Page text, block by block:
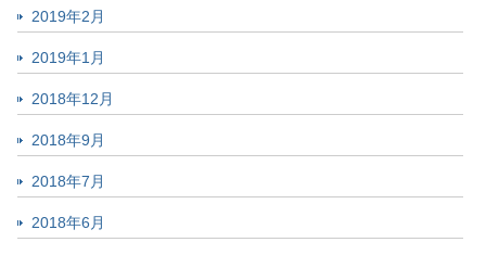
2019年2月
2019年1月
2018年12月
2018年9月
2018年7月
2018年6月